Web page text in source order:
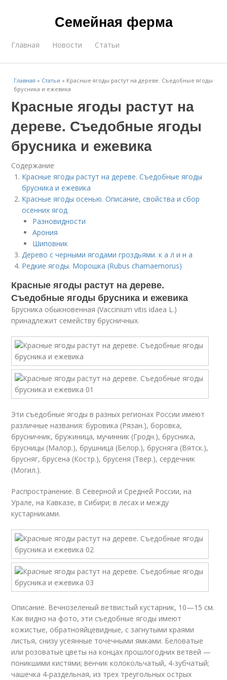
Семейная ферма
Главная Новости Статьи
Главная » Статьи » Красные ягоды растут на дереве. Съедобные ягоды
брусника и ежевика
Красные ягоды растут на
дереве. Съедобные ягоды
брусника и ежевика
Содержание
Красные ягоды растут на дереве. Съедобные ягоды
брусника и ежевика
Красные ягоды осенью. Описание, свойства и сбор
осенних ягод
Разновидности
Арония
Шиповник
Дерево с черными ягодами гроздьями. к а л и н а
Редкие ягоды. Морошка (Rubus chamaemorus)
Красные ягоды растут на дереве.
Съедобные ягоды брусника и ежевика
Брусника обыкновенная (Vaccinium vitis idaea L.)
принадлежит семейству брусничных.
Эти съедобные ягоды в разных регионах России имеют
различные названия: буровика (Рязан.), боровка,
брусничник, бружиница, мучинник (Гродн.), брусника,
брусницы (Малор.), брушница (Белор.), брусняга (Вятск.),
брусняг, брусена (Костр.), брусеня (Твер.), сердечник
(Могил.).
Распространение. В Северной и Средней России, на
Урале, на Кавказе, в Сибири; в лесах и между
кустарниками.
Описание. Вечнозеленый ветвистый кустарник, 10—15 см.
Как видно на фото, эти съедобные ягоды имеют
кожистые, обратнояйцевидные, с загнутыми краями
листья, снизу усеянные точечными ямками. Беловатые
или розоватые цветы на концах прошлогодних ветвей —
поникшими кистями; венчик колокольчатый, 4-зубчатый;
чашечка 4-раздельная, из трех треугольных острых